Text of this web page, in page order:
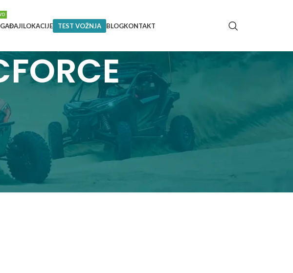
LOKACIJE TEST VOŽNJA BLOGKONTAKT